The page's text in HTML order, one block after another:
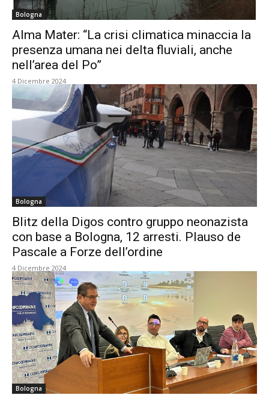
Bologna
Alma Mater: “La crisi climatica minaccia la
presenza umana nei delta fluviali, anche
nell’area del Po”
4 Dicembre 2024
Bologna
Blitz della Digos contro gruppo neonazista
con base a Bologna, 12 arresti. Plauso de
Pascale a Forze dell’ordine
4 Dicembre 2024
Bologna